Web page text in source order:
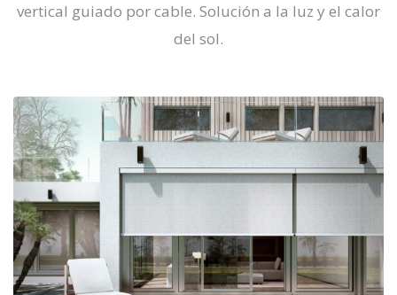
vertical guiado por cable. Solución a la luz y el calor
del sol.